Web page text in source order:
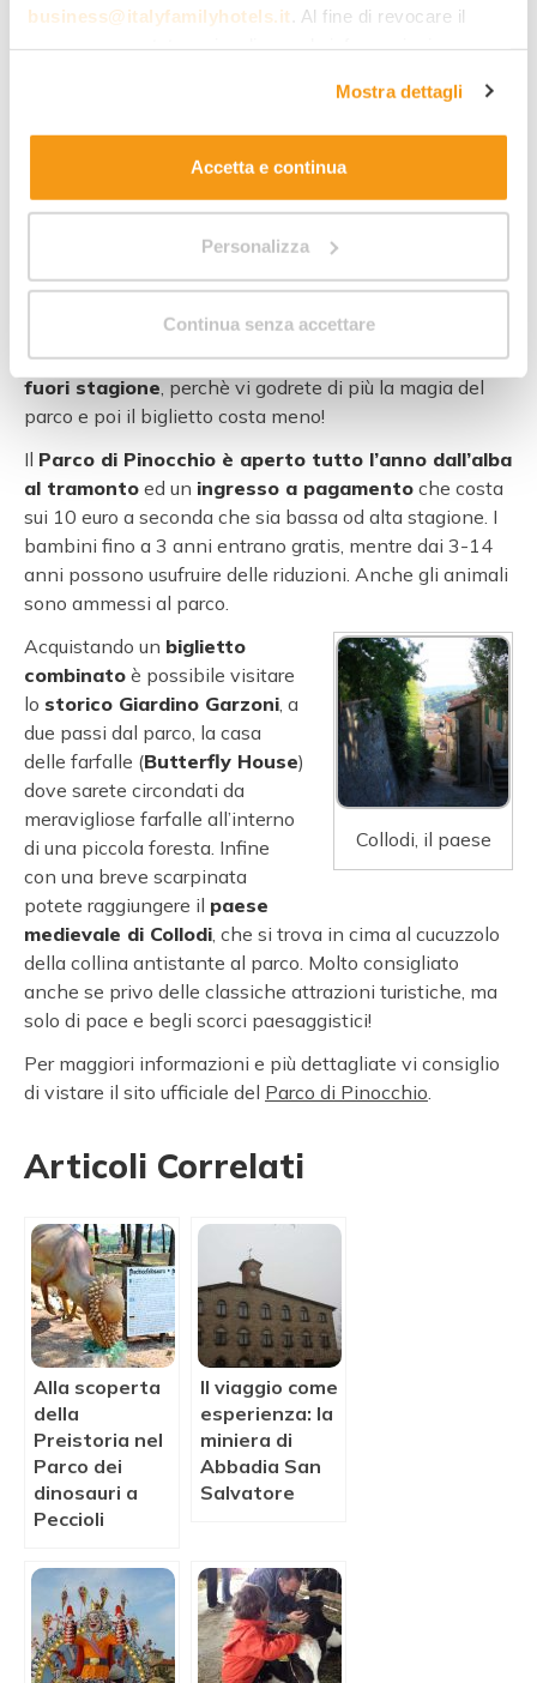
business@italyfamilyhotels.it . Al fine di revocare il
. Allo stesso link trovi la nostra informativa
estesa sui cookie.
Mostra dettagli
Accetta e continua
Personalizza
Continua senza accettare
giostre d’epocaper un salto
ed illabirinto.
laboratori per bambini,
di marionette.
Informazioni utili
, altrimenti vi troverete spiazzati dai tanti
personaggi
. Secondo consiglio se poteteandate
fuori stagione, perchè vi godrete di più la magia del
parco e poi il biglietto costa meno!
Il Parco di Pinocchio è aperto tutto l’anno dall’alba
al tramonto ed un ingresso a pagamento che costa
sui 10 euro a seconda che sia bassa od alta stagione. I
bambini fino a 3 anni entrano gratis, mentre dai 3-14
anni possono usufruire delle riduzioni. Anche gli animali
sono ammessi al parco.
Collodi, il paese
Acquistando un biglietto
combinato è possibile visitare
lo storico Giardino Garzoni, a
due passi dal parco, la casa
delle farfalle (Butterfly House)
dove sarete circondati da
meravigliose farfalle all’interno
di una piccola foresta. Infine
con una breve scarpinata
potete raggiungere il paese
medievale di Collodi, che si trova in cima al cucuzzolo
della collina antistante al parco. Molto consigliato
anche se privo delle classiche attrazioni turistiche, ma
solo di pace e begli scorci paesaggistici!
Per maggiori informazioni e più dettagliate vi consiglio
di vistare il sito ufficiale del Parco di Pinocchio.
Articoli Correlati
Alla scoperta
della
Preistoria nel
Parco dei
dinosauri a
Peccioli
Il viaggio come
esperienza: la
miniera di
Abbadia San
Salvatore